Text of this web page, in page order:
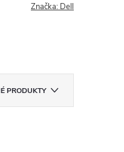
Značka: Dell
PRODUKTY